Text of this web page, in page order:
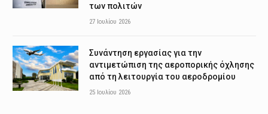
των πολιτών
27 Ιουλίου 2026
Συνάντηση εργασίας για την
αντιμετώπιση της αεροπορικής όχλησης
από τη λειτουργία του αεροδρομίου
25 Ιουλίου 2026